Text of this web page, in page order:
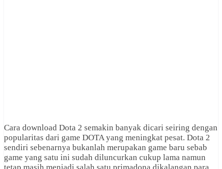
Cara download Dota 2 semakin banyak dicari seiring dengan
popularitas dari game DOTA yang meningkat pesat. Dota 2
sendiri sebenarnya bukanlah merupakan game baru sebab
game yang satu ini sudah diluncurkan cukup lama namun